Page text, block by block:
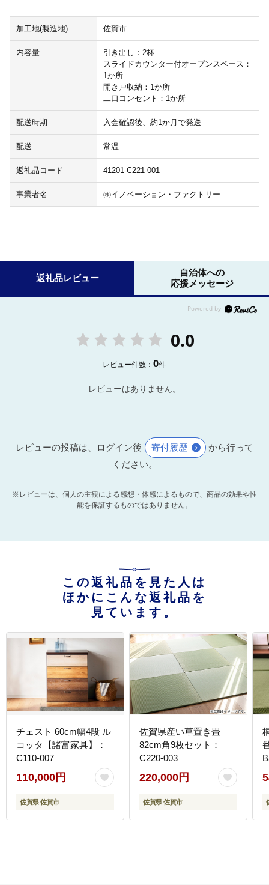
加工地(製造地) 佐賀市
内容量
引き出し：2杯
スライドカウンター付オープンスペース：
1か所
開き戸収納：1か所
二口コンセント：1か所
配送時期 入金確認後、約1か月で発送
配送 常温
返礼品コード 41201-C221-001
事業者名 ㈱イノベーション・ファクトリー
返礼品レビュー
自治体への
応援メッセージ
0.0
レビュー件数：0件
レビューはありません。
レビューの投稿は、ログイン後 寄付履歴
から行って
ください。
※レビューは、個人の主観による感想・体感によるもので、商品の効果や性
能を保証するものではありません。
この返礼品を見た人は
ほかにこんな返礼品を
見ています。
チェスト 60cm幅4段 ル
コッタ【諸富家具】：
C110-007
110,000円
佐賀県 佐賀市
佐賀県産い草置き畳
82cm角9枚セット：
C220-003
220,000円
佐賀県 佐賀市